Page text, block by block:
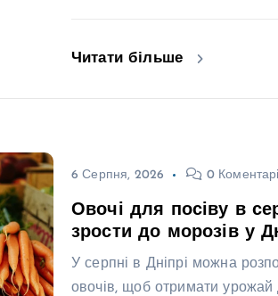
Читати більше
6 Серпня, 2026 0 Коментарі
Овочі для посіву в
зрости до морозів у
У серпні в Дніпрі можна
овочів, щоб отримати урожай